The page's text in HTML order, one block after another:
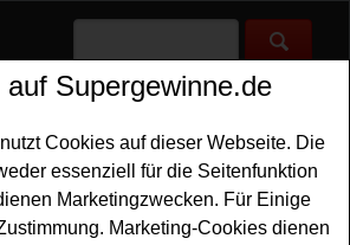
>Technik Gewinnspiele>
auf Supergewinne.de
Cookies auf dieser Webseite. Die
essenziell für die Seitenfunktion
Marketingzwecken. Für Einige
Marketing-Cookies dienen